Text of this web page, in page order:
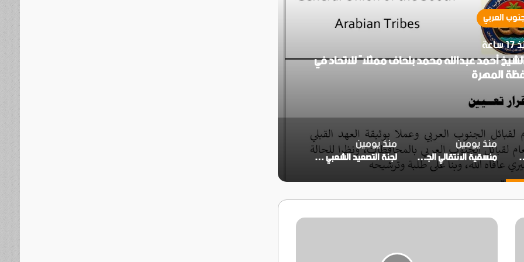
العربي
أحمد عبدالله محمد بلحاف ممثلاً للاتحاد في
المهرة
منسقية الانتقالي الجنوبي بجامعة عدن تؤيد دعوة
للاتحاد في محافظة المهرة
منذ يومين
منسقية الانتقالي الجنوبي بجامعة عدن تؤيد دعوة انتقالي العاصمة بتنفيذ العصيان المدني السلمي
منذ يومين
لجنة التصعيد الشعبي في زنجبار تثمن جهود المواطنين والتجار في إنجاح العصيان المدني بالمديرية
‎رئيس